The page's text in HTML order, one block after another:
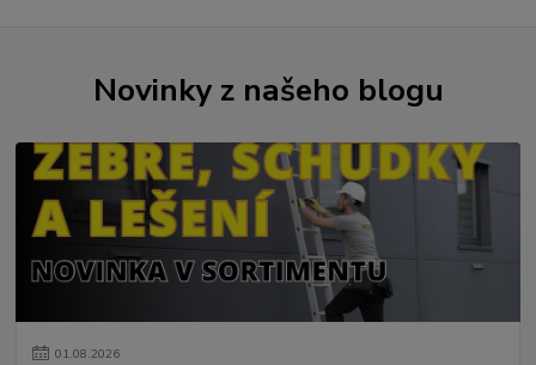
Novinky z našeho blogu
01.08.2026